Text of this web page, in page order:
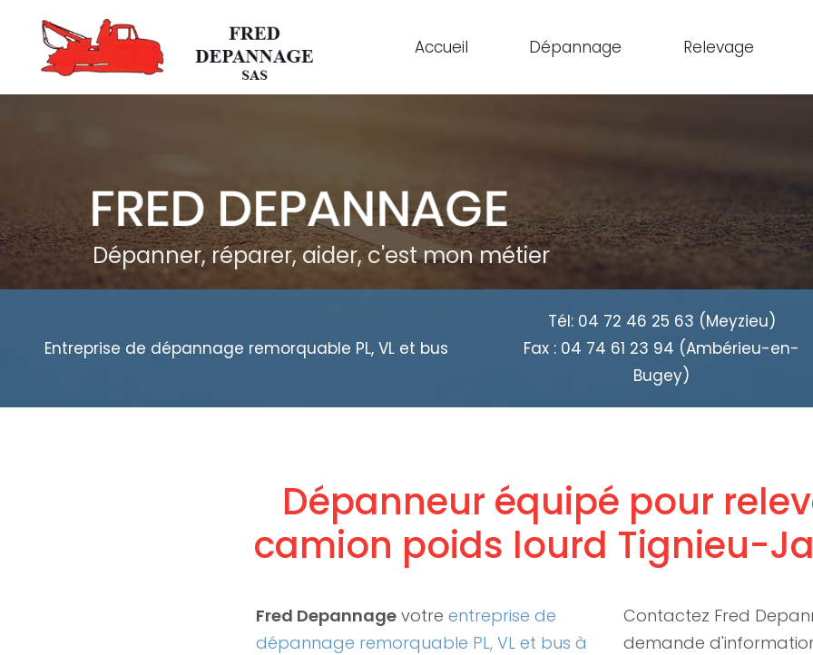
Accueil Dépannage Relevage
Dépanner, réparer, aider, c'est mon métier
Entreprise de dépannage remorquable PL, VL et bus
Tél: 04 72 46 25 63 (Meyzieu)
Fax : 04 74 61 23 94 (Ambérieu-en-
Bugey)
Dépanneur équipé pour
camion poids lourd Tignieu-
Fred Depannage votre entreprise de
dépannage remorquable PL, VL et bus à
Contactez Fred
demande